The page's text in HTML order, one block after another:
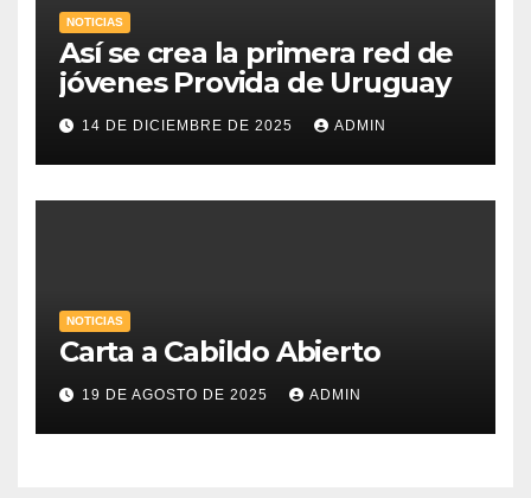
NOTICIAS
Así se crea la primera red de
jóvenes Provida de Uruguay
14 DE DICIEMBRE DE 2025 ADMIN
NOTICIAS
Carta a Cabildo Abierto
19 DE AGOSTO DE 2025 ADMIN